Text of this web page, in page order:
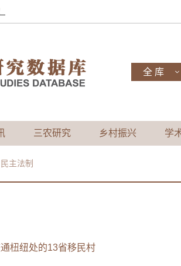
三农研究 乡村振兴 学
主法制
杻纽处的13省移民村